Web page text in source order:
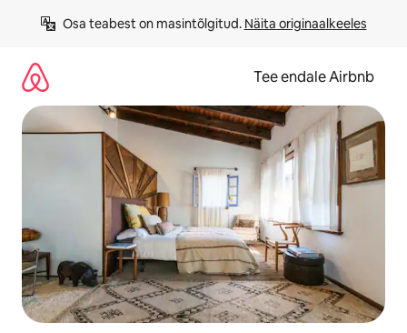
Osa teabest on masintõlgitud. Näita originaalkeeles
Tee endale Airbnb